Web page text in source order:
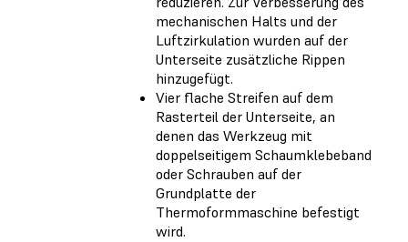
mechanischen Halts und der
Luftzirkulation wurden auf der
Unterseite zusätzliche Rippen
hinzugefügt.
Vier flache Streifen auf dem
Rasterteil der Unterseite, an
denen das Werkzeug mit
doppelseitigem Schaumklebeband
oder Schrauben auf der
Grundplatte der
Thermoformmaschine befestigt
wird.